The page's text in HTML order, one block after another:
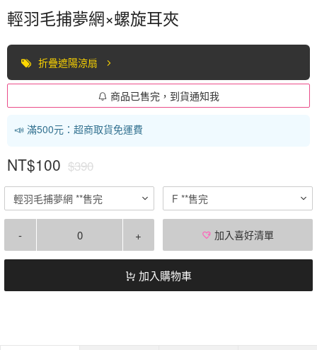
輕羽毛捕夢網×螺旋耳夾
折疊遮陽涼扇
商品已售完，到貨通知我
📣 滿500元：超商取貨免運費
NT$100 $390
輕羽毛捕夢網 **售完 F **售完
- + 加入喜好清單
加入購物車